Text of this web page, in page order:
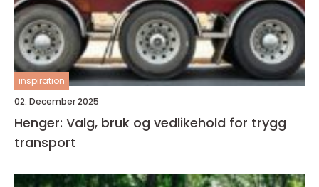
inspiration
02. December 2025
Henger: Valg, bruk og vedlikehold for trygg
transport